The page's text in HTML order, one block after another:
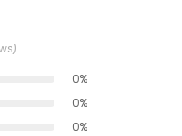
0%
0%
0%